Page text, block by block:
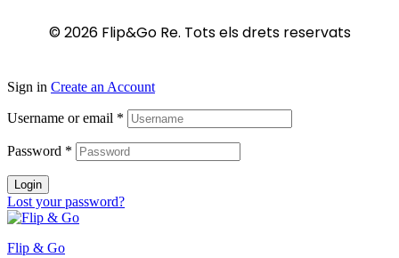
© 2026 Flip&Go Re. Tots els drets reservats
Sign in Create an Account
Username or email *
Password *
Login
Lost your password?
Flip & Go